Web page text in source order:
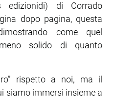
edizionidi) di Corrado
dopo pagina, questa
come quel
solido di quanto
rispetto a noi, ma il
siamo immersi insieme a